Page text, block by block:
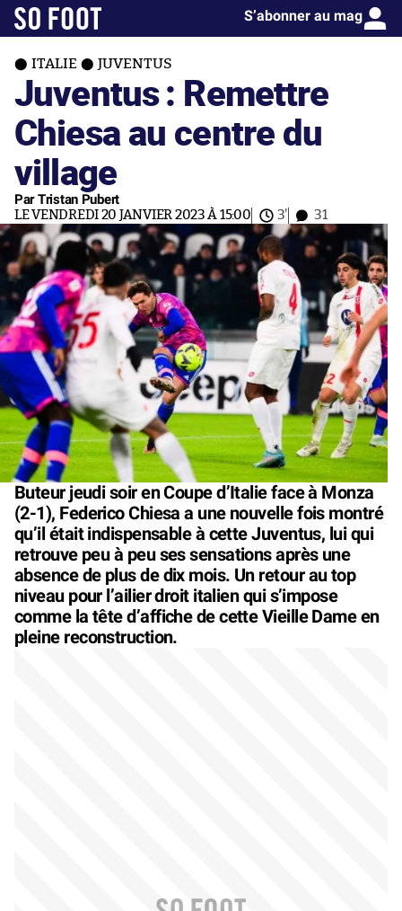
S’abonner au mag
ITALIE JUVENTUS
Juventus : Remettre
Chiesa au centre du
village
Par Tristan Pubert
LE VENDREDI 20 JANVIER 2023 À 15:00 3' 31
Buteur jeudi soir en Coupe d’Italie face à Monza
(2-1), Federico Chiesa a une nouvelle fois montré
qu’il était indispensable à cette Juventus, lui qui
retrouve peu à peu ses sensations après une
absence de plus de dix mois. Un retour au top
niveau pour l’ailier droit italien qui s’impose
comme la tête d’affiche de cette Vieille Dame en
pleine reconstruction.